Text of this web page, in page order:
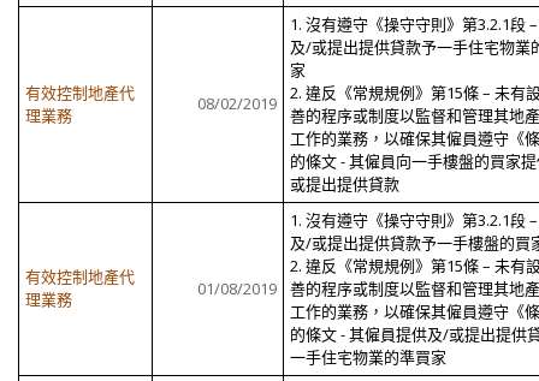
有效控制地產代
理業務
08/02/2019
1. 沒有遵守《操守守則》第3.2.1段
及/或提出提供貸款予一手住宅物業
家
2. 違反《常規規例》第15條– 未有
善的程序或制度以監督和管理其地
工作的業務，以確保其僱員遵守《
的條文 - 其僱員向一手樓盤的買家
或提出提供貸款
有效控制地產代
理業務
01/08/2019
1. 沒有遵守《操守守則》第3.2.1段
及/或提出提供貸款予一手樓盤的買
2. 違反《常規規例》第15條– 未有
善的程序或制度以監督和管理其地
工作的業務，以確保其僱員遵守《
的條文 - 其僱員提供及/或提出提供
一手住宅物業的準買家